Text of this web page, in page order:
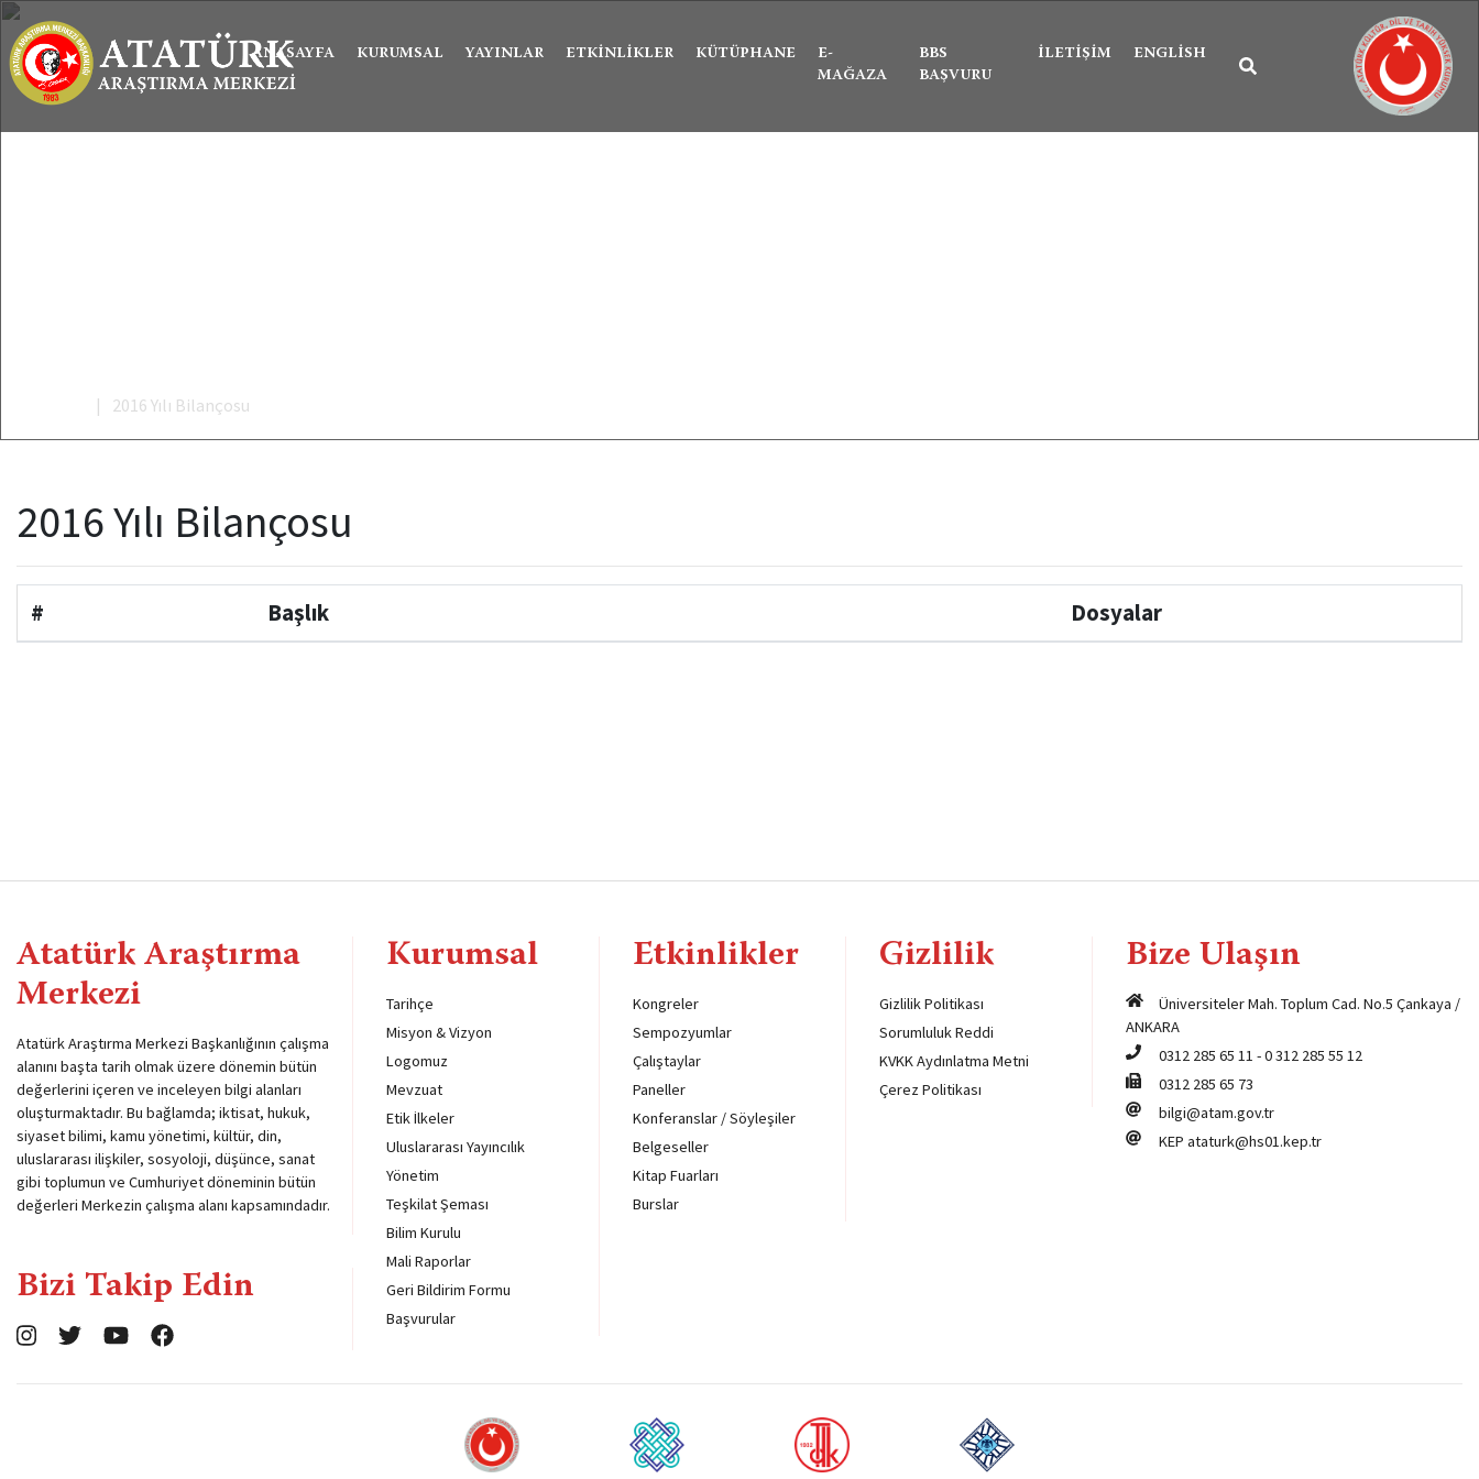
ANASAYFA KURUMSAL YAYINLAR ETKINLIKLER KÜTÜPHANE
E-
MAĞAZA
BBS
BAŞVURU
İLETIŞIM ENGLISH
2016 Yılı Bilançosu
2016 Yılı Bilançosu
# Başlık Dosyalar
Atatürk Araştırma
Merkezi
Atatürk Araştırma Merkezi Başkanlığının çalışma
alanını başta tarih olmak üzere dönemin bütün
değerlerini içeren ve inceleyen bilgi alanları
oluşturmaktadır. Bu bağlamda; iktisat, hukuk,
siyaset bilimi, kamu yönetimi, kültür, din,
uluslararası ilişkiler, sosyoloji, düşünce, sanat
gibi toplumun ve Cumhuriyet döneminin bütün
değerleri Merkezin çalışma alanı kapsamındadır.
Bizi Takip Edin
Kurumsal
Tarihçe
Misyon & Vizyon
Logomuz
Mevzuat
Etik İlkeler
Uluslararası Yayıncılık
Yönetim
Teşkilat Şeması
Bilim Kurulu
Mali Raporlar
Geri Bildirim Formu
Başvurular
Etkinlikler
Kongreler
Sempozyumlar
Çalıştaylar
Paneller
Konferanslar / Söyleşiler
Belgeseller
Kitap Fuarları
Burslar
Gizlilik
Gizlilik Politikası
Sorumluluk Reddi
KVKK Aydınlatma Metni
Çerez Politikası
Bize Ulaşın
Üniversiteler Mah. Toplum Cad. No.5 Çankaya /
ANKARA
0312 285 65 11 -0 312 285 55 12
0312 285 65 73
bilgi@atam.gov.tr
KEP ataturk@hs01.kep.tr